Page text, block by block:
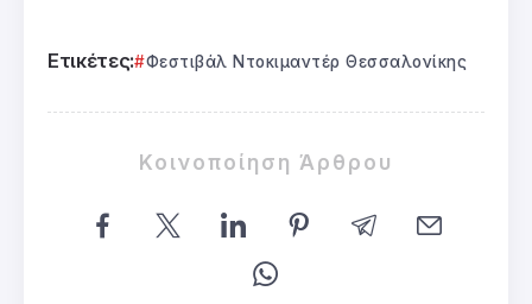
Ετικέτες: Φεστιβάλ Ντοκιμαντέρ Θεσσαλονίκης
Κοινοποίηση Άρθρου